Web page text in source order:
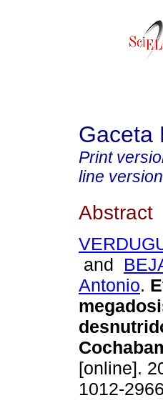
Gaceta
Print
line version
Abstract
and
Antonio.
[online].
1012-